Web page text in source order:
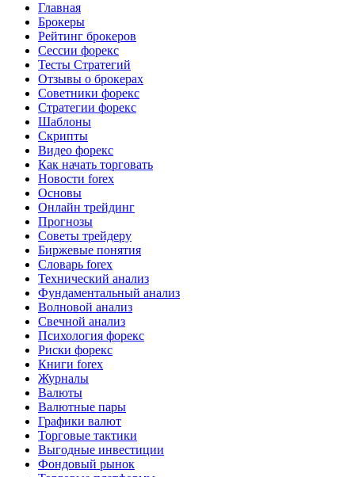
Главная
Брокеры
Рейтинг брокеров
Сессии форекс
Тесты Стратегий
Отзывы о брокерах
Советники форекс
Стратегии форекс
Шаблоны
Скрипты
Видео форекс
Как начать торговать
Новости forex
Основы
Онлайн трейдинг
Прогнозы
Советы трейдеру
Биржевые понятия
Словарь forex
Технический анализ
Фундаментальный анализ
Волновой анализ
Свечной анализ
Психология форекс
Риски форекс
Книги forex
Журналы
Валюты
Валютные пары
Графики валют
Торговые тактики
Выгодные инвестиции
Фондовый рынок